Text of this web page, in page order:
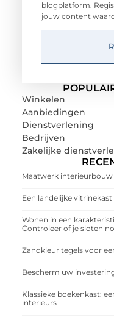
Winkelen
Aanbiedingen
Dienstverlening
Bedrijven
Zakelijke
Maatwerk
Een landelijke
Wonen in een
Controleer of je sloten
Zandkleur tegels voor
Bescherm uw
Klassieke boekenkast:
interieurs
blogplatform.
jouw content